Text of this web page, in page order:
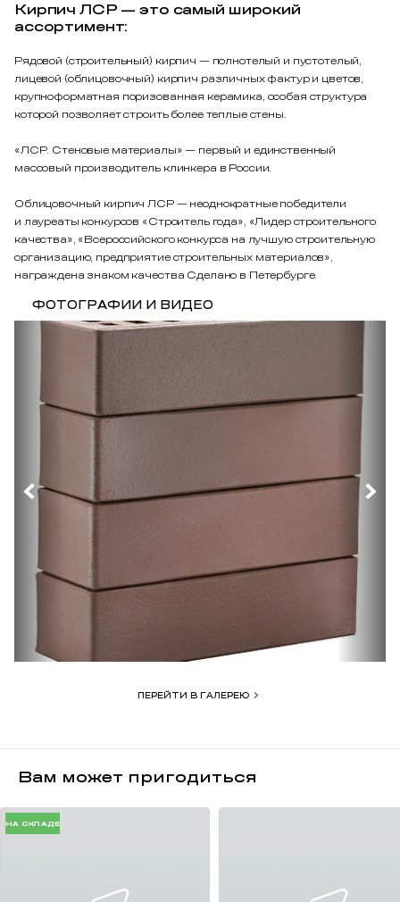
Кирпич ЛСР — это самый широкий
ассортимент:
Рядовой (строительный) кирпич — полнотелый и пустотелый,
лицевой (облицовочный) кирпич различных фактур и цветов,
крупноформатная поризованная керамика, особая структура
которой позволяет строить более теплые стены.
«ЛСР. Стеновые материалы» — первый и единственный
массовый производитель клинкера в России.
Облицовочный кирпич ЛСР — неоднократные победители
и лауреаты конкурсов «Строитель года», «Лидер строительного
качества», «Всероссийского конкурса на лучшую строительную
организацию, предприятие строительных материалов»,
награждена знаком качества Сделано в Петербурге.
ФОТОГРАФИИ И ВИДЕО
ПЕРЕЙТИ В ГАЛЕРЕЮ
Вам может пригодиться
НА СКЛАДЕ